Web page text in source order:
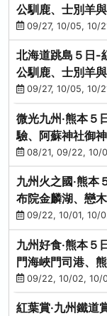
公馴鹿、士別羊
園、海膽涮涮鍋
09/27, 10/05, 10/
北海道跳島５日-
公馴鹿、士別羊
園、海膽涮涮鍋
09/27, 10/05, 10/
微光九州‧熊本５
驗、阿蘇神社御
華海鮮盛宴
08/21, 09/22, 10/
九州火之國‧熊本
布院金麟湖、戀
獄蒸DIY
09/22, 10/01, 10/
九州好食‧熊本５
門海峽門司港、
09/22, 10/02, 10/
紅葉賞‧九州鐵道